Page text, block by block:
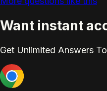
Want instant
Get Unlimited Answers